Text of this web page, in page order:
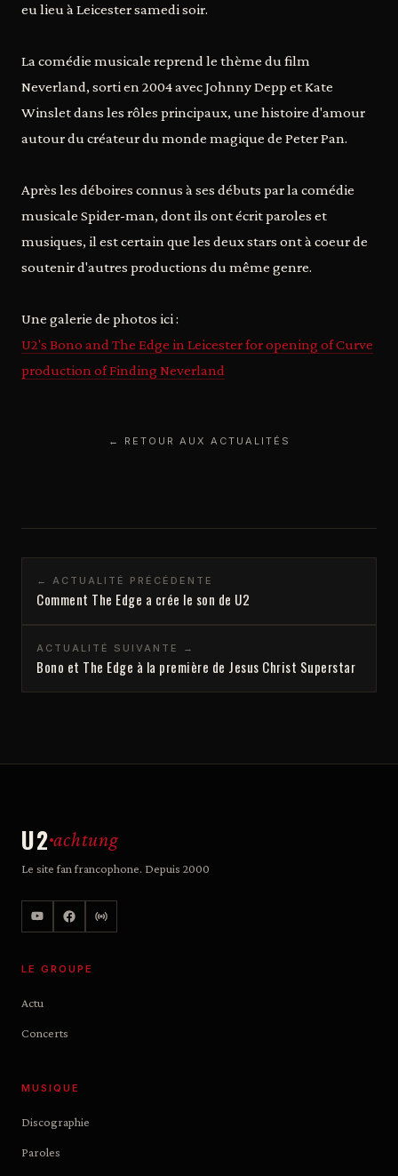
eu lieu à Leicester samedi soir.
La comédie musicale reprend le thème du film
Neverland, sorti en 2004 avec Johnny Depp et Kate
Winslet dans les rôles principaux, une histoire d'amour
autour du créateur du monde magique de Peter Pan.
Après les déboires connus à ses débuts par la comédie
musicale Spider-man, dont ils ont écrit paroles et
musiques, il est certain que les deux stars ont à coeur de
soutenir d'autres productions du même genre.
Une galerie de photos ici :
U2's Bono and The Edge in Leicester for opening of Curve
production of Finding Neverland
← RETOUR AUX ACTUALITÉS
← ACTUALITÉ PRÉCÉDENTE
Comment The Edge a crée le son de U2
ACTUALITÉ SUIVANTE →
Bono et The Edge à la première de Jesus Christ Superstar
U2 achtung
Le site fan francophone. Depuis 2000
LE GROUPE
Actu
Concerts
MUSIQUE
Discographie
Paroles